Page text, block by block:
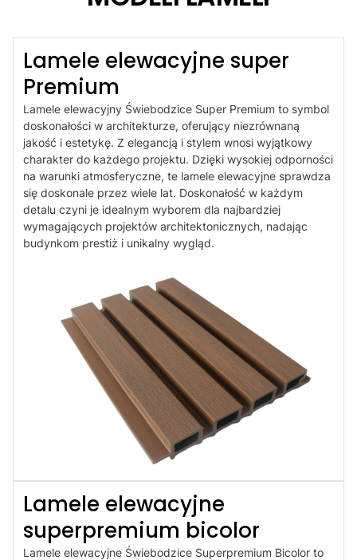
Lamele elewacyjne super
Premium
Lamele elewacyjny Świebodzice Super Premium to symbol
doskonałości w architekturze, oferujący niezrównaną
jakość i estetykę. Z elegancją i stylem wnosi wyjątkowy
charakter do każdego projektu. Dzięki wysokiej odporności
na warunki atmosferyczne, te lamele elewacyjne sprawdza
się doskonale przez wiele lat. Doskonałość w każdym
detalu czyni je idealnym wyborem dla najbardziej
wymagających projektów architektonicznych, nadając
budynkom prestiż i unikalny wygląd.
Lamele elewacyjne
superpremium bicolor
Lamele elewacyjne Świebodzice Superpremium Bicolor to